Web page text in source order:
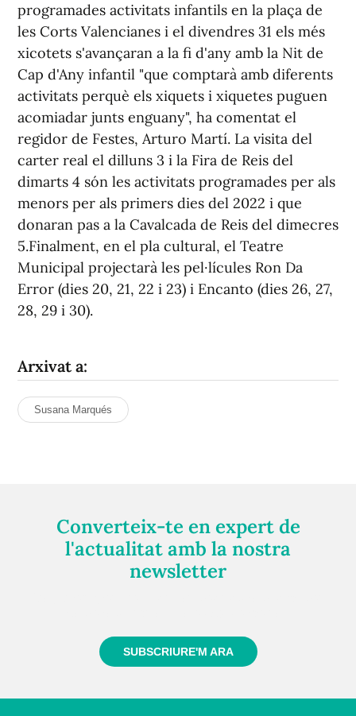
programades activitats infantils en la plaça de
les Corts Valencianes i el divendres 31 els més
xicotets s'avançaran a la fi d'any amb la Nit de
Cap d'Any infantil "que comptarà amb diferents
activitats perquè els xiquets i xiquetes puguen
acomiadar junts enguany", ha comentat el
regidor de Festes, Arturo Martí. La visita del
carter real el dilluns 3 i la Fira de Reis del
dimarts 4 són les activitats programades per als
menors per als primers dies del 2022 i que
donaran pas a la Cavalcada de Reis del dimecres
5.Finalment, en el pla cultural, el Teatre
Municipal projectarà les pel·lícules Ron Da
Error (dies 20, 21, 22 i 23) i Encanto (dies 26, 27,
28, 29 i 30).
Arxivat a:
Susana Marqués
Converteix-te en expert de
l'actualitat amb la nostra
newsletter
SUBSCRIURE'M ARA